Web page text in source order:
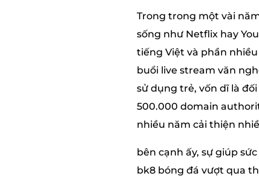
Trong trong một vài
sống như Netflix hay
tiếng Việt và phần
buổi live stream văn
sử dụng trẻ, vốn dĩ là
500.000 domain
nhiều năm cải thiện
bên cạnh ấy, sự giúp
bk8 bóng đá vượt qua